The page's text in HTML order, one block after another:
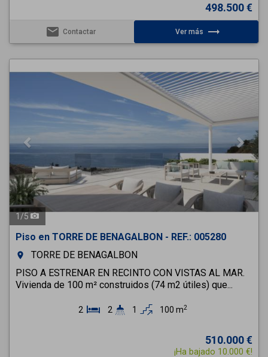
498.500 €
email Contactar Ver más trending_flat
Next
1 /5
Piso en TORRE DE BENAGALBON - REF.: 005280
room
TORRE DE BENAGALBON
PISO A ESTRENAR EN RECINTO CON VISTAS AL MAR.
Vivienda de 100 m² construidos (74 m2 útiles) que...
2 2 1 100 m2
510.000 €
¡Ha bajado 10.000 €!